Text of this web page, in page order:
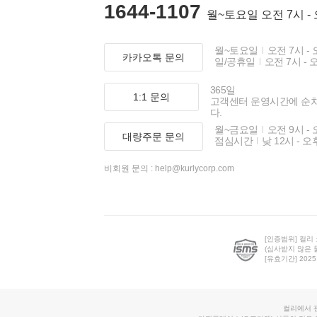
1644-1107 월~토요일 오전 7시 -
카카오톡 문의
월~토요일
오전 7시 -
일/공휴일
오전 7시 -
1:1 문의
365일
고객센터 운영시간에 순
다.
대량주문 문의
월~금요일
오전 9시 -
점심시간
낮 12시 - 오
비회원 문의 : help@kurlycorp.com
[인증범위] 컬리
(심사받지 않은
[유효기간]
컬리에서